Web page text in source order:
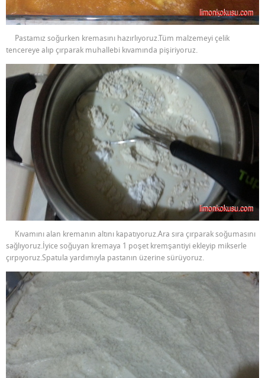
Pastamız soğurken kremasını hazırlıyoruz.Tüm malzemeyi çelik
tencereye alıp çırparak muhallebi kıvamında pişiriyoruz.
Kıvamını alan kremanın altını kapatıyoruz.Ara sıra çırparak soğumasını
sağlıyoruz.İyice soğuyan kremaya 1 poşet kremşantiyi ekleyip mikserle
çırpıyoruz.Spatula yardımıyla pastanın üzerine sürüyoruz.